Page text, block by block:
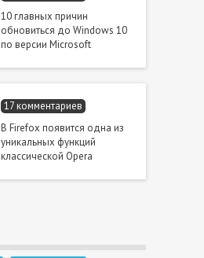
10 главных причин
обновиться до Windows 10
по версии Microsoft
17 комментариев
В Firefox появится одна из
уникальных функций
классической Opera